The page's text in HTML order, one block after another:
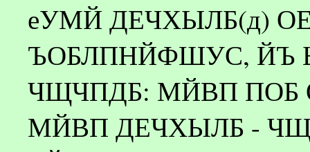
еУМЙ ДЕЧХЫЛБ(д)
ЪОБЛПНЙФШУС, ЙЪ
ЧЩЧПДБ: МЙВП ПОБ
МЙВП ДЕЧХЫЛБ -